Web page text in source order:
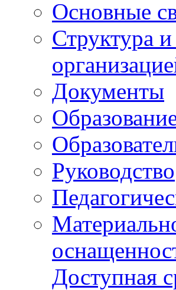
Основные
Структура
Документы
Руководство
Доступная